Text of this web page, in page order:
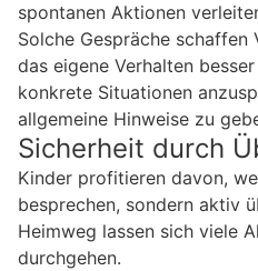
spontanen Aktionen
Solche Gespräche schaffen
das eigene Verhalten
konkrete Situationen
allgemeine Hinweise zu
Sicherheit durch
Kinder profitieren davon,
besprechen, sondern aktiv
Heimweg lassen sich viele
durchgehen.